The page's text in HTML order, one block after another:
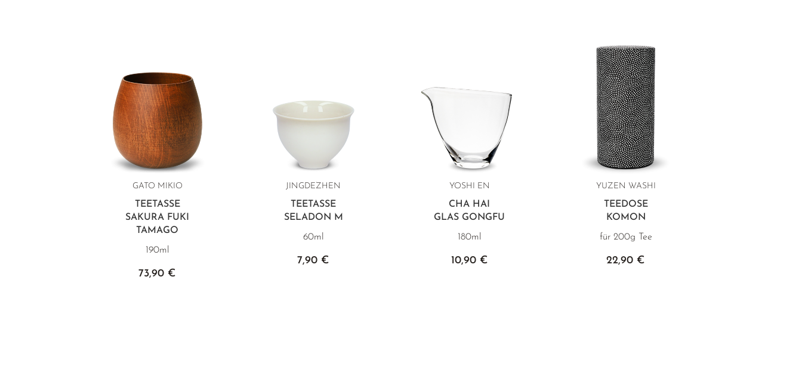
GATO MIKIO
TEETASSE
SAKURA FUKI
TAMAGO
190ml
73,90 €
JINGDEZHEN
TEETASSE
SELADON M
60ml
7,90 €
YOSHI EN
CHA HAI
GLAS GONGFU
180ml
10,90 €
YUZEN WASHI
TEEDOSE
KOMON
für 200g Tee
22,90 €